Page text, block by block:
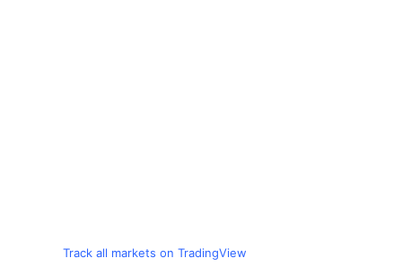
Track all markets on TradingView